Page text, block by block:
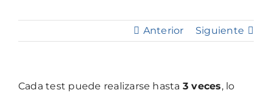
Anterior Siguiente
Cada test puede realizarse hasta 3 veces, lo